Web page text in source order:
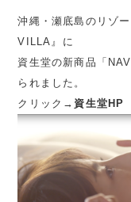
沖縄・瀬底島のリゾ
VILLA』に
資生堂の新商品「
られました。
クリック→ 資生堂HP